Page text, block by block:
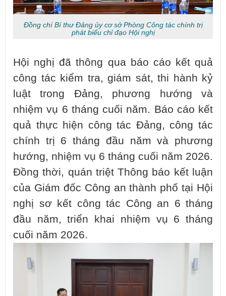
Đồng chí Bí thư Đảng ủy cơ sở Phòng Công tác chính trị
phát biểu chỉ đạo Hội nghị
Hội nghị đã thông qua báo cáo kết quả
công tác kiểm tra, giám sát, thi hành kỷ
luật trong Đảng, phương hướng và
nhiệm vụ 6 tháng cuối năm. Báo cáo kết
quả thực hiện công tác Đảng, công tác
chính trị 6 tháng đầu năm và phương
hướng, nhiệm vụ 6 tháng cuối năm 2026.
Đồng thời, quán triệt Thông báo kết luận
của Giám đốc Công an thành phố tại Hội
nghị sơ kết công tác Công an 6 tháng
đầu năm, triển khai nhiệm vụ 6 tháng
cuối năm 2026.